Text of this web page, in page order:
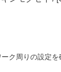
ク周りの設定を